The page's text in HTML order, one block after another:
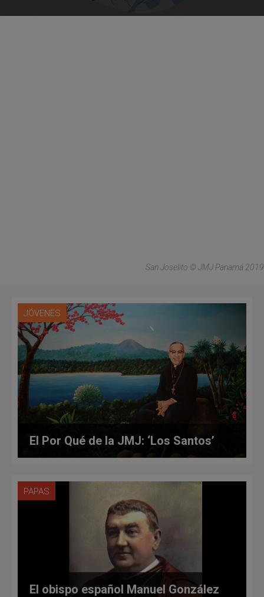
San Joselito © JMJ Panamá 2019
JÓVENES
El Por Qué de la JMJ: ‘Los Santos’
PAPAS
El obispo español Manuel González